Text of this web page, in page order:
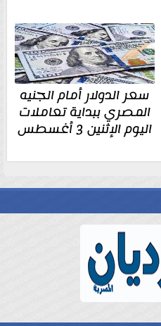
سعر الدولار أمام الجنيه
المصري ببداية تعاملات
اليوم الإثنين 3 أغسطس